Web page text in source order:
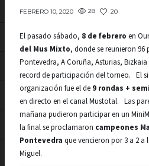
FEBRERO 10, 2020 28 20
El pasado sábado, 8 de febrero en
del Mus Mixto, donde se reunieron 96
Pontevedra, A Coruña, Asturias,
record de participación del torneo. El
organización fue el de 9 rondas +
en directo en el canal Mustotal. Las
mañana pudieron participar en un
la final se proclamaron campeones
Pontevedra que vencieron por 3 a 2 a
Miguel.